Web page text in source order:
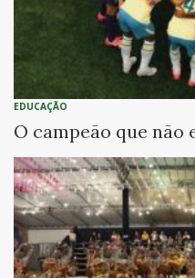
EDUCAÇÃO
O campeão que não